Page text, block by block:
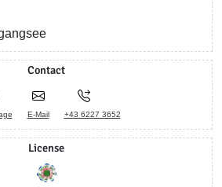
Contact
E-Mail +43 6227 3652
License